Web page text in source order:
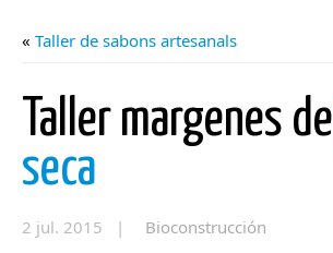
« Taller de sabons artesanals
Taller margenes de
seca
2 jul. 2015 |
Bioconstrucción